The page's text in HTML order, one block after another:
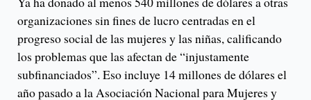
organizaciones sin fines de lucro centradas en el
progreso social de las mujeres y las niñas, calificando
los problemas que las afectan de “injustamente
subfinanciados”. Eso incluye 14 millones de dólares el
año pasado a la Asociación Nacional para Mujeres y